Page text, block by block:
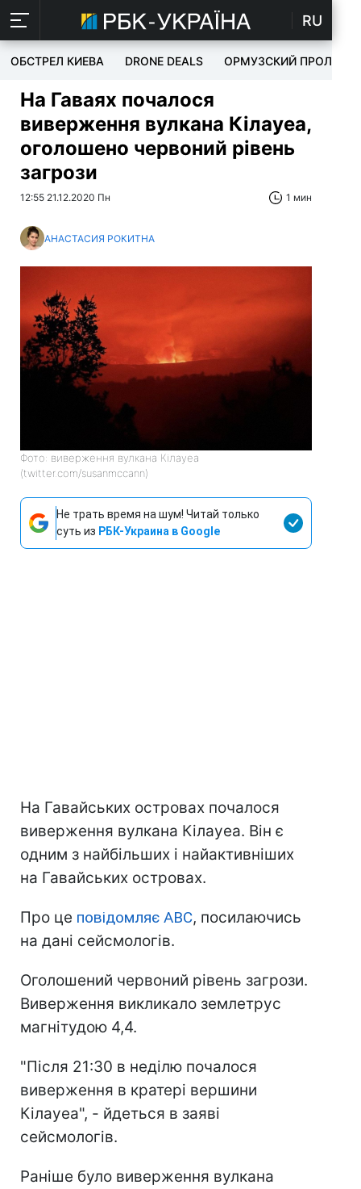
RU
ОБСТРЕЛ КИЕВА DRONE DEALS ОРМУЗСКИЙ ПРОЛИВ
На Гаваях почалося
виверження вулкана Кілауеа,
оголошено червоний рівень
загрози
12:55 21.12.2020 Пн 1 мин
АНАСТАСИЯ РОКИТНА
Фото: виверження вулкана Кілауеа
(twitter.com/susanmccann)
Не трать время на шум! Читай только
суть из РБК-Украина в Google
На Гавайських островах почалося
виверження вулкана Кілауеа. Він є
одним з найбільших і найактивніших
на Гавайських островах.
Про це повідомляє ABC, посилаючись
на дані сейсмологів.
Оголошений червоний рівень загрози.
Виверження викликало землетрус
магнітудою 4,4.
"Після 21:30 в неділю почалося
виверження в кратері вершини
Кілауеа", - йдеться в заяві
сейсмологів.
Раніше було виверження вулкана